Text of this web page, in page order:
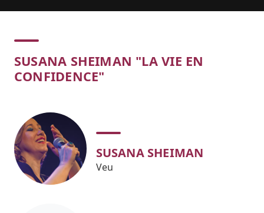
Concert
SUSANA SHEIMAN "LA VIE EN
CONFIDENCE"
SUSANA SHEIMAN
Veu